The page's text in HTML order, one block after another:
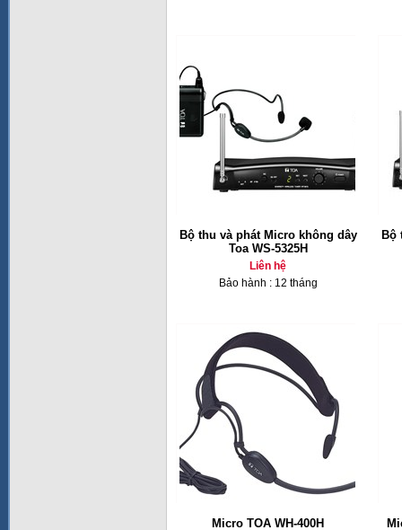
Bộ thu và phát Micro không dây
Toa WS-5325H
Liên hệ
Bảo hành : 12 tháng
Bộ
Micro TOA WH-400H